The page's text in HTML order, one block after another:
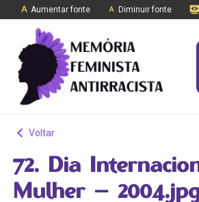
Aumentar fonte Diminuir fonte
Voltar
72. Dia
Mulher –